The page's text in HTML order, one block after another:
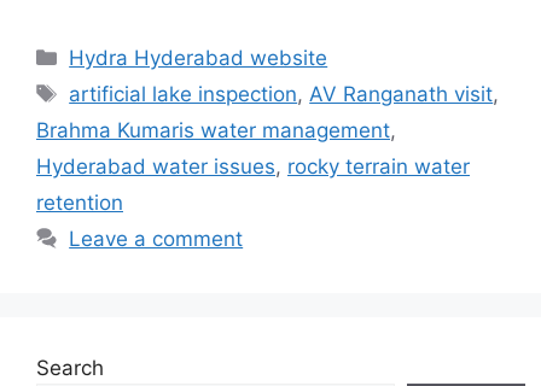
Categories
Hydra Hyderabad website
Tags
artificial lake inspection,AV Ranganath visit,
Brahma Kumaris water management,
Hyderabad water issues, rocky terrain water
retention
Leave a comment
Search